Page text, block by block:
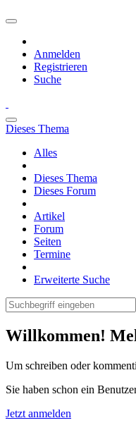
Anmelden
Registrieren
Suche
Dieses Thema
Alles
Dieses Thema
Dieses Forum
Artikel
Forum
Seiten
Termine
Erweiterte Suche
Willkommen!
Um schreiben oder
Sie haben schon ein
Jetzt anmelden